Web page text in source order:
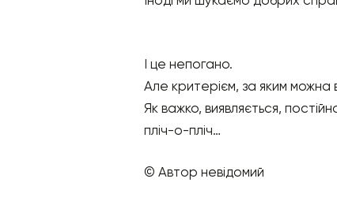
І це непогано.
Але критерієм, за яким можна
Як важко, виявляється,
пліч-о-пліч…
© Автор невідомий